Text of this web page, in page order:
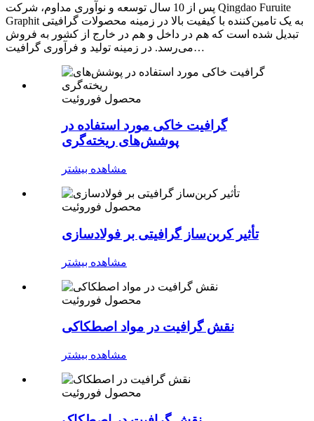
پس از 10 سال توسعه و نوآوری مداوم، شرکت Qingdao Furuite
Graphit به یک تامین‌کننده با کیفیت بالا در زمینه محصولات گرافیتی
تبدیل شده است که هم در داخل و هم در خارج از کشور به فروش
می‌رسد. در زمینه تولید و فرآوری گرافیت…
محصول فوروئیت
گرافیت خاکی مورد استفاده در
پوشش‌های ریخته‌گری
مشاهده بیشتر
محصول فوروئیت
تأثیر کربن‌ساز گرافیتی بر فولادسازی
مشاهده بیشتر
محصول فوروئیت
نقش گرافیت در مواد اصطکاکی
مشاهده بیشتر
محصول فوروئیت